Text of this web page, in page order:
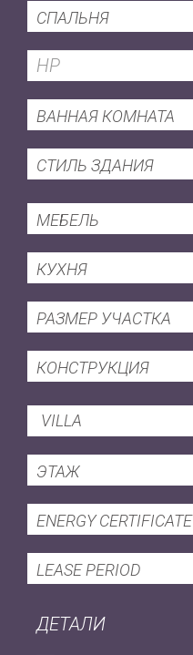
СПАЛЬНЯ
ВАННАЯ КОМНАТА
СТИЛЬ ЗДАНИЯ
МЕБЕЛЬ
КУХНЯ
РАЗМЕР УЧАСТКА
КОНСТРУКЦИЯ
VILLA
ЭТАЖ
ENERGY CERTIFICATE
LEASE PERIOD
ДЕТАЛИ